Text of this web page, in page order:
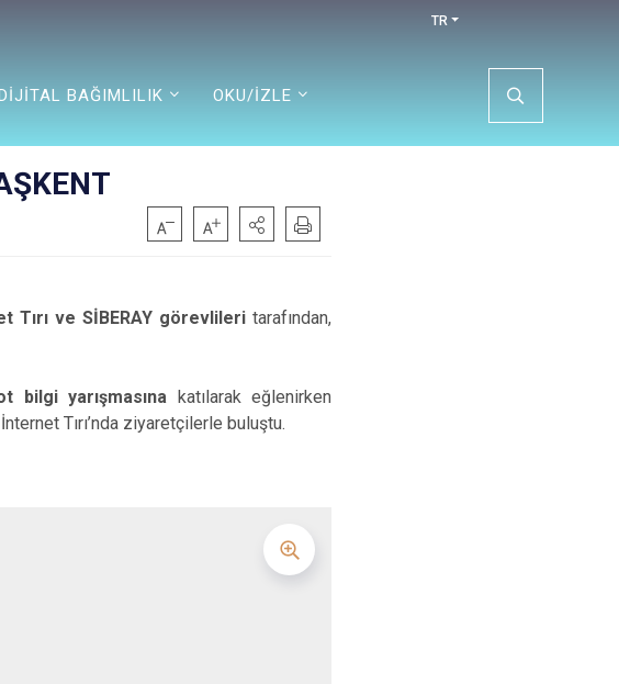
TR
BAĞIMLILIK OKU/İZLE
Tırı ve SİBERAY görevlileritarafından,
bilgi yarışmasına katılarak eğlenirken
Tırı’nda ziyaretçilerle buluştu.